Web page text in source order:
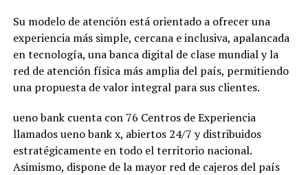
Su modelo de atención está orientado a ofrecer una
experiencia más simple, cercana e inclusiva, apalancada
en tecnología, una banca digital de clase mundial y la
red de atención física más amplia del país, permitiendo
una propuesta de valor integral para sus clientes.
ueno bank cuenta con 76 Centros de Experiencia
llamados ueno bank x, abiertos 24/7 y distribuidos
estratégicamente en todo el territorio nacional.
Asimismo, dispone de la mayor red de cajeros del país